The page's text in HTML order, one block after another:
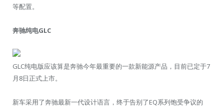
等配置。
奔驰纯电GLC
GLC纯电版应该算是奔驰今年最重要的一款新能源产品，目前已定于7
月8日正式上市。
新车采用了奔驰最新一代设计语言，终于告别了EQ系列饱受争议的